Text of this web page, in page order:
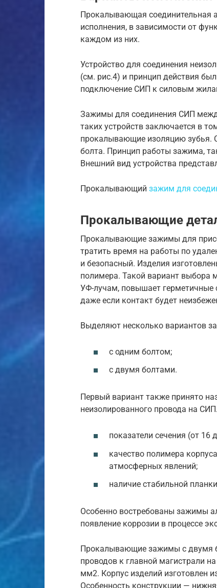
Прокалывающая соединительная
исполнения, в зависимости от
каждом из них.
Устройство для соединения
(см. рис.4) и принцип действия
подключение СИП к силовым
Зажимы для соединения СИП
таких устройств заключается в
прокалывающие изоляцию зубья.
болта. Принцип работы зажима,
Внешний вид устройства
Прокалывающий зажим для
Прокалывающие
Прокалывающие зажимы для
тратить время на работы по
и безопасный. Изделия
полимера. Такой вариант выбора
УФ-лучам, повышает герметичные
даже если контакт будет
Выделяют несколько вариантов
с одним болтом;
с двумя болтами.
Первый вариант также принято
неизолированного провода на
показатели сечения (от 16
качество полимера
атмосферных явлений;
наличие стабильной
Особенно востребованы зажимы
появление коррозии в процессе
Прокалывающие зажимы с двумя
проводов к главной магистрали
мм2. Корпус изделий изготовлен
Особенность конструкции —